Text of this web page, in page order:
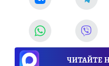
ЧИТАЙТЕ